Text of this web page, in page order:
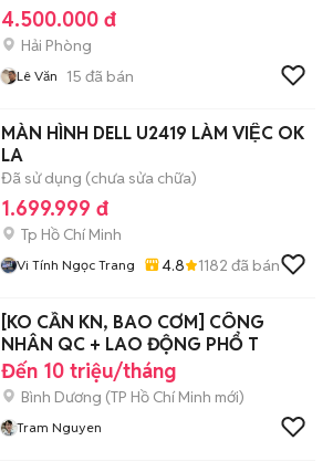
4.500.000 đ
Hải Phòng
Lê Văn 15 đã bán
MÀN HÌNH DELL U2419 LÀM VIỆC OK
LA
Đã sử dụng (chưa sửa chữa)
1.699.999 đ
Tp Hồ Chí Minh
Vi Tính Ngọc Trang 4.8 1182 đã bán
[KO CẦN KN, BAO CƠM] CÔNG
NHÂN QC + LAO ĐỘNG PHỔ T
Đến 10 triệu/tháng
Bình Dương (TP Hồ Chí Minh mới)
Tram Nguyen